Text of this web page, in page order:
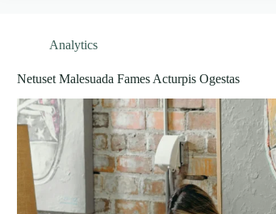
Analytics
Netuset Malesuada Fames Acturpis Ogestas